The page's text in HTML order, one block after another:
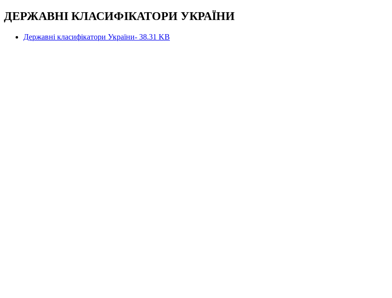
ДЕРЖАВНІ КЛАСИФІКАТОРИ УКРАЇНИ
Державні класифікатори України- 38.31 KB